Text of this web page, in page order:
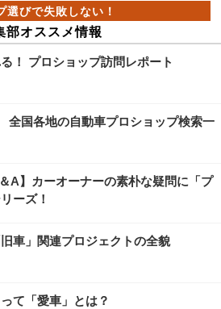
部オススメ情報
！ プロショップ訪問レポート
国各地の自動車プロショップ検索一
A】カーオーナーの素朴な疑問に「プ
ーズ！
車」関連プロジェクトの全貌
て「愛車」とは？